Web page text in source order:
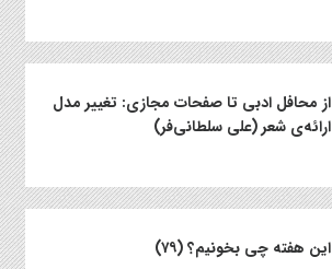
از محافل ادبی تا صفحات مجازی: تغییر مدل
ارائه‌ی شعر (علی سلطانی‌فر)
این هفته چی بخونیم؟ (۷۹)